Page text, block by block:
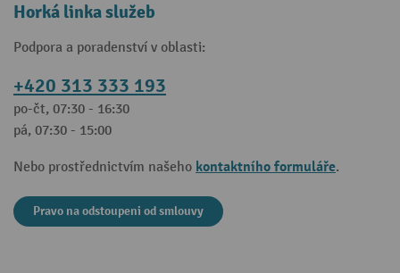
Horká linka služeb
Podpora a poradenství v oblasti:
+420 313 333 193
po-čt, 07:30 - 16:30
pá, 07:30 - 15:00
Nebo prostřednictvím našeho kontaktního formuláře.
Pravo na odstoupeni od smlouvy